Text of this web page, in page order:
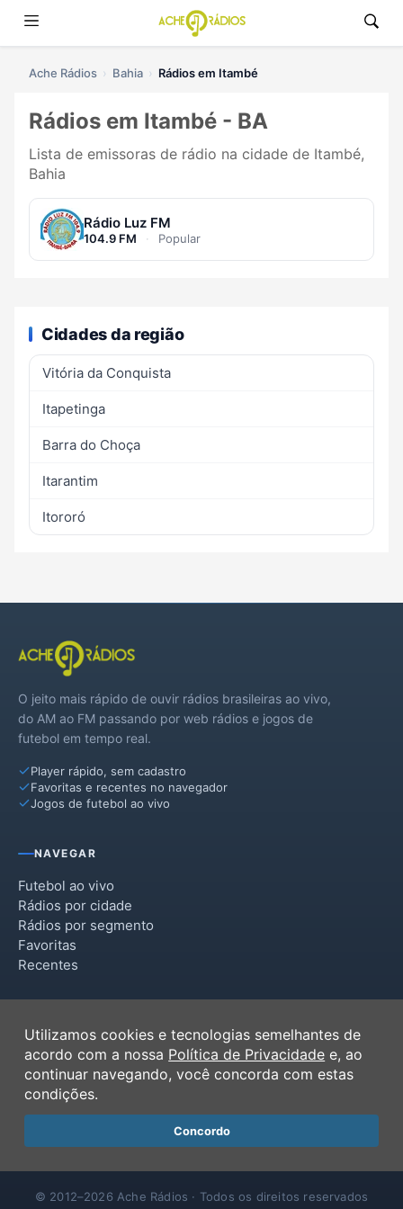
Ache Rádios Bahia Rádios em Itambé
Rádios em Itambé - BA
Lista de emissoras de rádio na cidade de Itambé,
Bahia
Rádio Luz FM
104.9 FM · Popular
Cidades da região
Vitória da Conquista
Itapetinga
Barra do Choça
Itarantim
Itororó
O jeito mais rápido de ouvir rádios brasileiras ao vivo,
do AM ao FM passando por web rádios e jogos de
futebol em tempo real.
Player rápido, sem cadastro
Favoritas e recentes no navegador
Jogos de futebol ao vivo
NAVEGAR
Futebol ao vivo
Rádios por cidade
Rádios por segmento
Favoritas
Recentes
Termos de Uso
Política de Privacidade
Ferramentas
Contato
© 2012–2026 Ache Rádios · Todos os direitos reservados
Utilizamos cookies e tecnologias semelhantes de
acordo com a nossa Política de Privacidade e, ao
continuar navegando, você concorda com estas
condições.
Concordo